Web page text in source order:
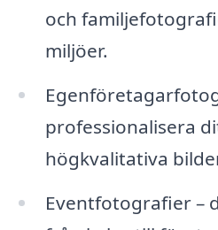
och
miljöer.
professionalisera
högkvalitativa
Eventfotografier –